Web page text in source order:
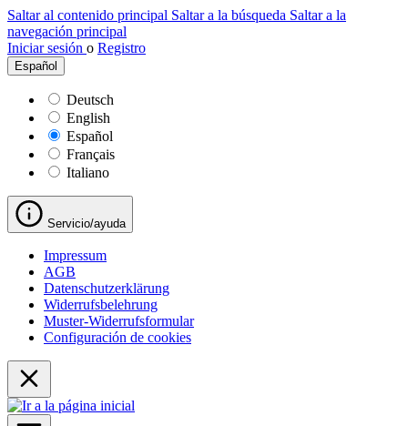
Saltar al contenido principal Saltar a la búsqueda Saltar a la
navegación principal
Iniciar sesión o Registro
Español
Deutsch
English
Español
Français
Italiano
Servicio/ayuda
Impressum
AGB
Datenschutzerklärung
Widerrufsbelehrung
Muster-Widerrufsformular
Configuración de cookies